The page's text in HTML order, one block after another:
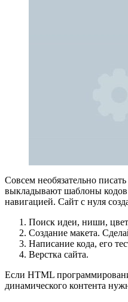
Совсем необязательно
выкладывают шаблоны кодов
навигацией. Сайт с нуля
Поиск идеи, ниши,
Создание макета.
Написание кода, его
Верстка сайта.
Если HTML
динамического контента